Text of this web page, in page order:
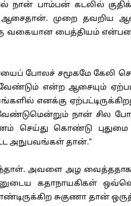
பாம்பன் கடலில்
ஆசைதான். முறை
ஒரு வகையான பைத்தியம்
போலச் சமூகமே கேலி
என்ற ஆசையும்
நான் சில
செய்து கொண்டு
அநுபவங்கள் தான்.”
அவளை அழ
கதாநாயகிகள்
சுகுணா தான்